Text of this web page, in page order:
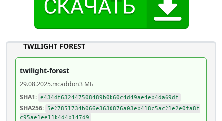
TWILIGHT FOREST
twilight-forest
29.08.2025.mcaddon3 МБ
SHA1: e434df632447508489b0b60c4d49ae4eb4da69df
SHA256: 5e27851734b066e3630876a03eb418c5ac21e2e0fa8f
c95ae1ee11b4d4b147d9